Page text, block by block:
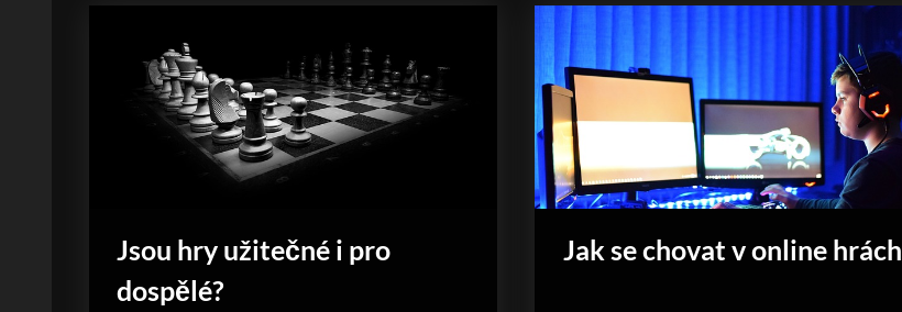
Jsou hry užitečné i pro
dospělé?
Jak se chovat v online hrách